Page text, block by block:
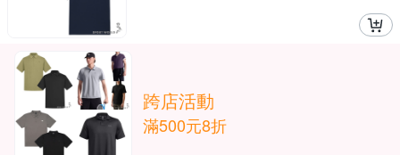
跨店活動
滿500元8折